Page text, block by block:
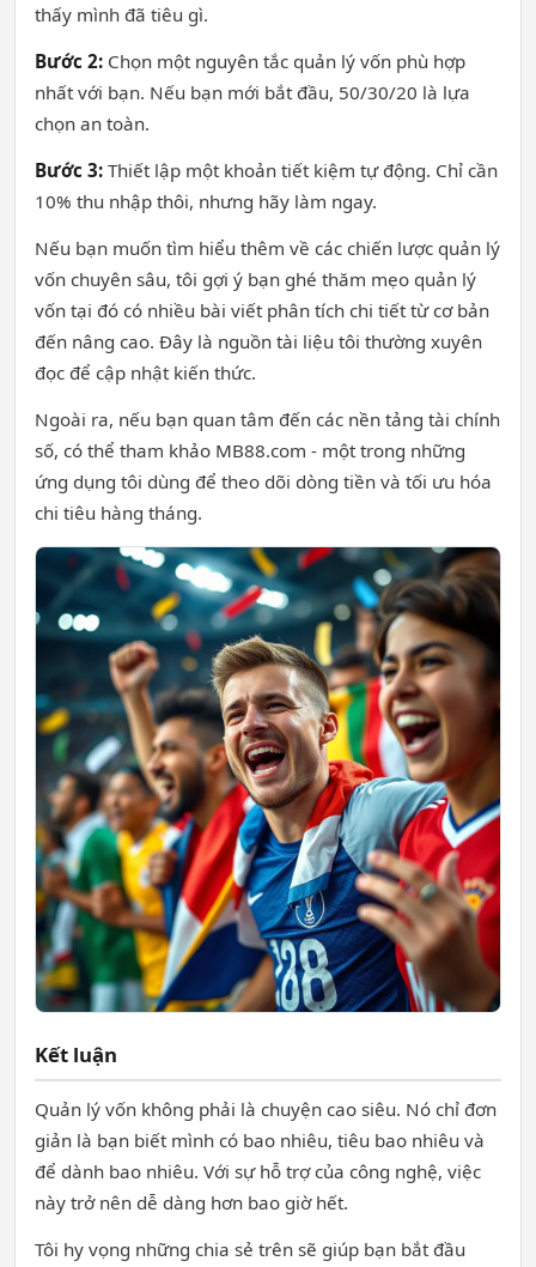
thấy mình đã tiêu gì.
Bước 2: Chọn một nguyên tắc quản lý vốn phù hợp
nhất với bạn. Nếu bạn mới bắt đầu, 50/30/20 là lựa
chọn an toàn.
Bước 3: Thiết lập một khoản tiết kiệm tự động. Chỉ cần
10% thu nhập thôi, nhưng hãy làm ngay.
Nếu bạn muốn tìm hiểu thêm về các chiến lược quản lý
vốn chuyên sâu, tôi gợi ý bạn ghé thăm mẹo quản lý
vốn tại đó có nhiều bài viết phân tích chi tiết từ cơ bản
đến nâng cao. Đây là nguồn tài liệu tôi thường xuyên
đọc để cập nhật kiến thức.
Ngoài ra, nếu bạn quan tâm đến các nền tảng tài chính
số, có thể tham khảo MB88.com - một trong những
ứng dụng tôi dùng để theo dõi dòng tiền và tối ưu hóa
chi tiêu hàng tháng.
Kết luận
Quản lý vốn không phải là chuyện cao siêu. Nó chỉ đơn
giản là bạn biết mình có bao nhiêu, tiêu bao nhiêu và
để dành bao nhiêu. Với sự hỗ trợ của công nghệ, việc
này trở nên dễ dàng hơn bao giờ hết.
Tôi hy vọng những chia sẻ trên sẽ giúp bạn bắt đầu